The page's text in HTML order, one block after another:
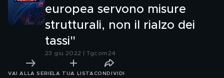
europea servono misure
strutturali, non il rialzo dei
tassi"
23 giu 2022 | Tgcom24
VAI ALLA SERIE LA TUA LISTA CONDIVIDI